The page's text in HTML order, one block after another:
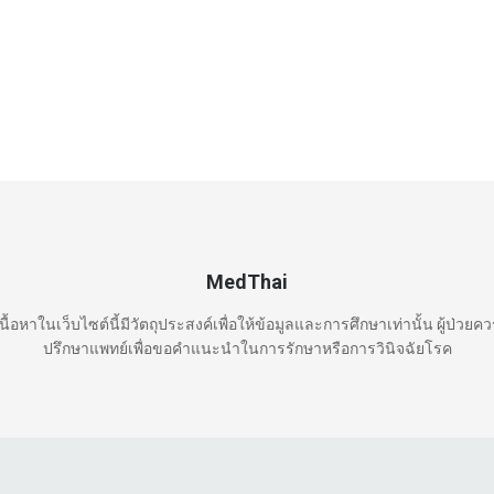
MedThai
อหาในเว็บไซต์นี้มีวัตถุประสงค์เพื่อให้ข้อมูลและการศึกษาเท่านั้น ผู้ป่วยค
ปรึกษาแพทย์เพื่อขอคำแนะนำในการรักษาหรือการวินิจฉัยโรค